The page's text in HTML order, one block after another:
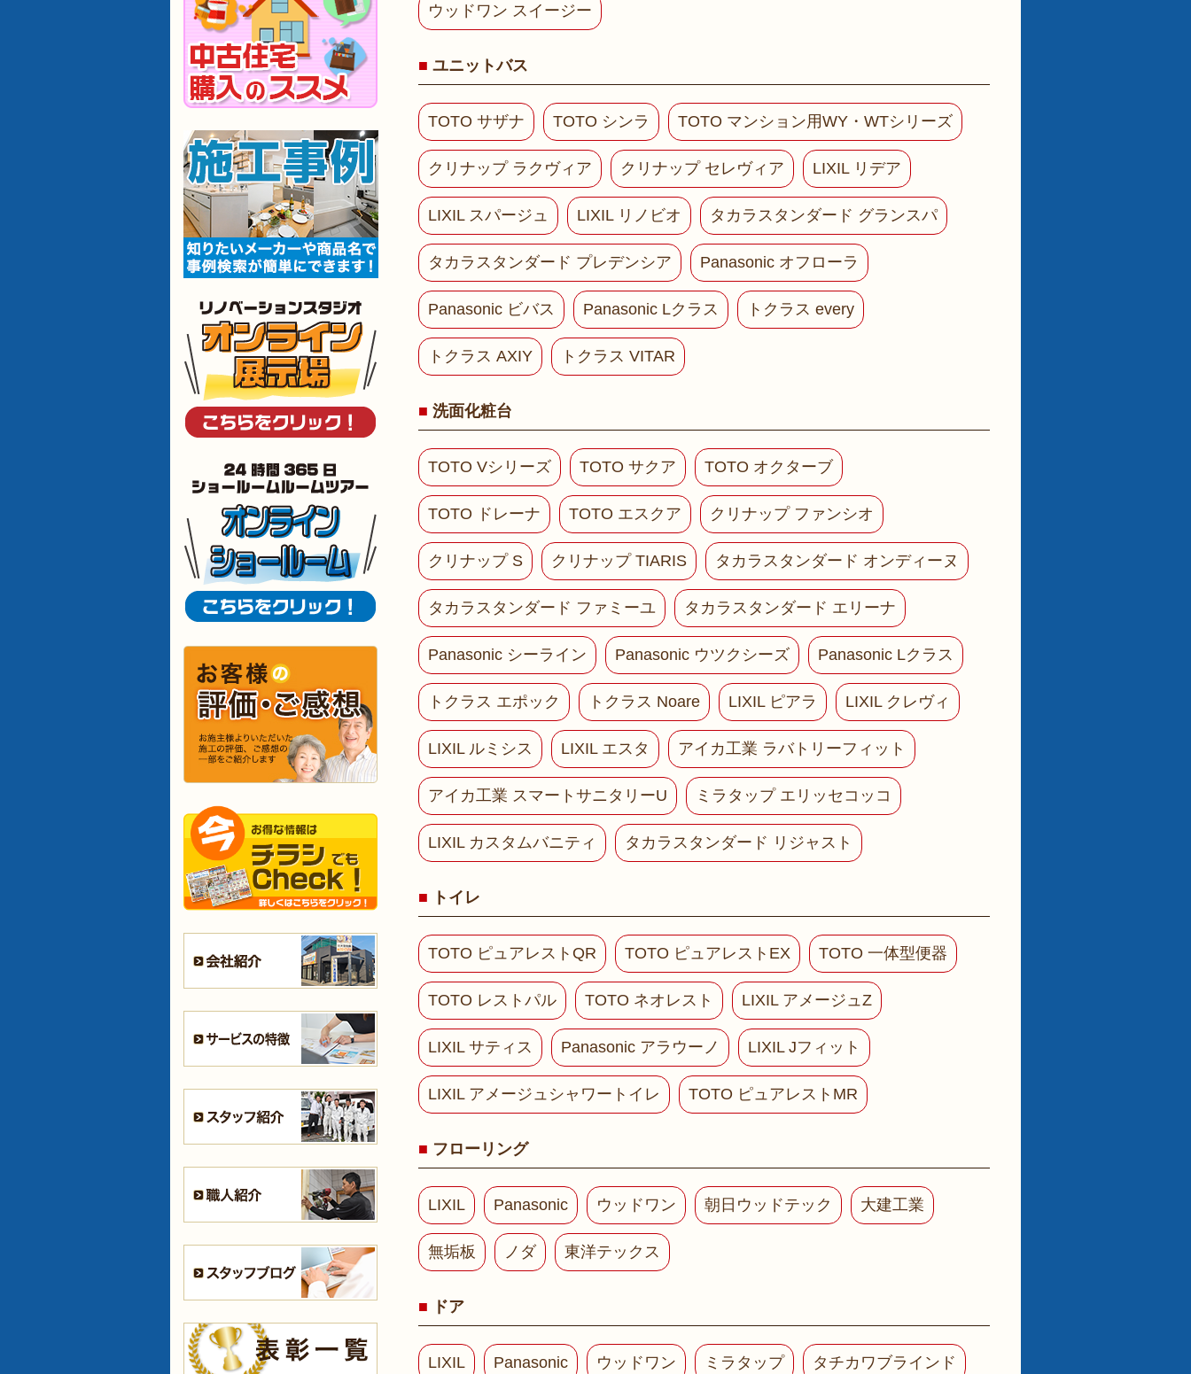
ウッドワン スイージー
ユニットバス
TOTO サザナ TOTO シンラ TOTO マンション用WY・WTシリーズ
クリナップ ラクヴィア クリナップ セレヴィア LIXIL リデア
LIXIL スパージュ LIXIL リノビオ タカラスタンダード グランスパ
タカラスタンダード プレデンシア Panasonic オフローラ
Panasonic ビバス Panasonic Lクラス トクラス every
トクラス AXIY トクラス VITAR
洗面化粧台
TOTO Vシリーズ TOTO サクア TOTO オクターブ
TOTO ドレーナ TOTO エスクア クリナップ ファンシオ
クリナップ S クリナップ TIARIS タカラスタンダード オンディーヌ
タカラスタンダード ファミーユ タカラスタンダード エリーナ
Panasonic シーライン Panasonic ウツクシーズ Panasonic Lクラス
トクラス エポック トクラス Noare LIXIL ピアラ LIXIL クレヴィ
LIXIL ルミシス LIXIL エスタ アイカ工業 ラバトリーフィット
アイカ工業 スマートサニタリーU ミラタップ エリッセコッコ
LIXIL カスタムバニティ タカラスタンダード リジャスト
トイレ
TOTO ピュアレストQR TOTO ピュアレストEX TOTO 一体型便器
TOTO レストパル TOTO ネオレスト LIXIL アメージュZ
LIXIL サティス Panasonic アラウーノ LIXIL Jフィット
LIXIL アメージュシャワートイレ TOTO ピュアレストMR
フローリング
LIXIL Panasonic ウッドワン 朝日ウッドテック 大建工業
無垢板 ノダ 東洋テックス
ドア
LIXIL Panasonic ウッドワン ミラタップ タチカワブラインド